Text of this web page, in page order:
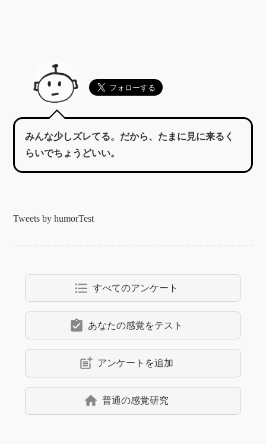
みんな少しズレてる。だから、たまに見に来るく
らいでちょうどいい。
Tweets by humorTest
format_list_bulleted すべてのアンケート
assignment_turned_in あなたの感覚をテスト
post_add アンケートを追加
home 普通の感覚研究